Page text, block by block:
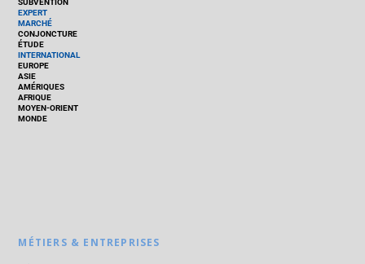
SUBVENTION
EXPERT
MARCHÉ
CONJONCTURE
ÉTUDE
INTERNATIONAL
EUROPE
ASIE
AMÉRIQUES
AFRIQUE
MOYEN-ORIENT
MONDE
MÉTIERS & ENTREPRISES